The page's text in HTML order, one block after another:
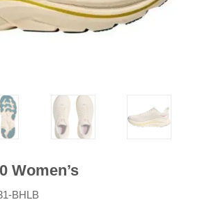
Women’s
BHLB